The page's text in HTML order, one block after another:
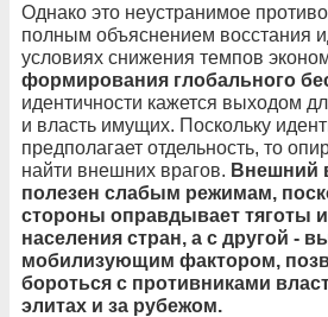
Однако это неустранимое
полным объяснением восстания
условиях снижения темпов
формирования глобального
идентичности кажется выходом
и власть имущих. Поскольку
предполагает отдельность, то
найти внешних врагов. Внешний
полезен слабым режимам,
стороны оправдывает тяготы
населения стран, а с другой -
мобилизующим фактором,
бороться с противниками
элитах и за рубежом.